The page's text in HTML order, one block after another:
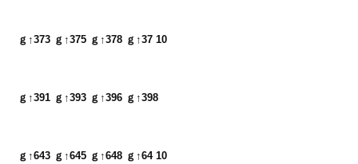
ｇ↑373 ｇ↑375 ｇ↑378 ｇ↑37 10
ｇ↑391 ｇ↑393 ｇ↑396 ｇ↑398
ｇ↑643 ｇ↑645 ｇ↑648 ｇ↑64 10